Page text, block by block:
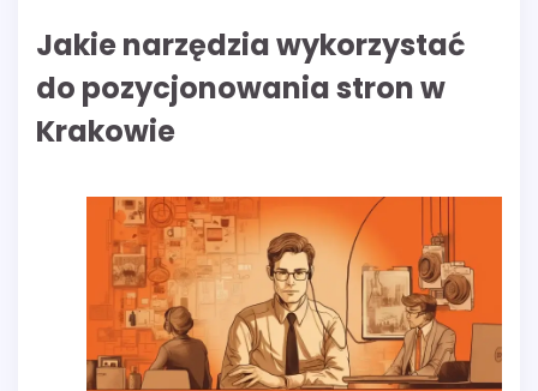
Jakie narzędzia wykorzystać
do pozycjonowania stron w
Krakowie